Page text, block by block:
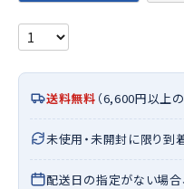
送料無料 （6,600円以上
未使用・未開封に限り到
配送日の指定がない場